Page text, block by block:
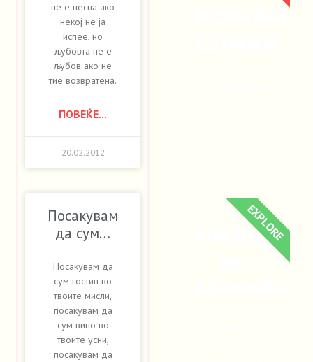
не е песна ако
некој не ја
испее, но
љубовта не е
љубов ако не
тие возвратена.
ПОВЕЌЕ...
20.02.2012
Посакувам
да сум…
Посакувам да
сум гостин во
твоите мисли,
посакувам да
сум вино во
твоите усни,
посакувам да
Hiking
EXPLORE